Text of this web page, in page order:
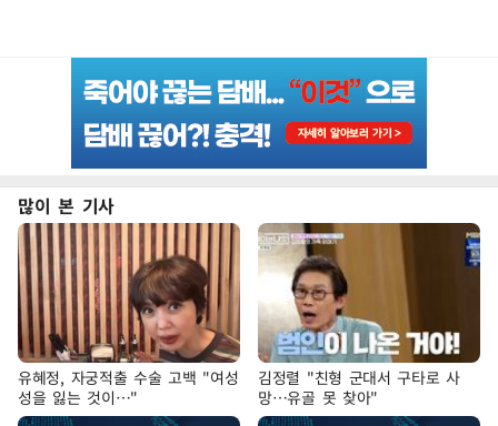
많이 본 기사
유혜정, 자궁적출 수술 고백 "여성
성을 잃는 것이…"
김정렬 "친형 군대서 구타로 사
망…유골 못 찾아"